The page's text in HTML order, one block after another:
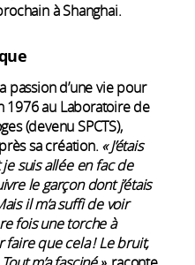
à Shanghai.
passion d’une vie pour
1976 au Laboratoire de
(devenu SPCTS),
sa création. « J’étais
suis allée en fac de
le garçon dont j’étais
il m’a suffi de voir
fois une torche à
que cela ! Le bruit,